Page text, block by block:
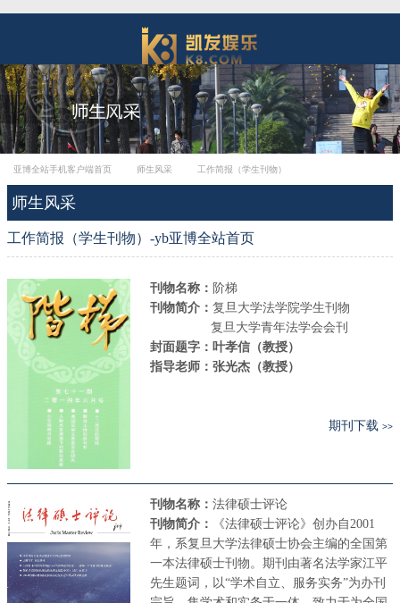
亚博全站手机客户端首页 师生风采 工作简报（学生刊物）
师生风采
工作简报（学生刊物）-yb亚博全站首页
刊物名称： 阶梯
刊物简介： 复旦大学法学院学生刊物
复旦大学青年法学会会刊
封面题字：叶孝信（教授）
指导老师：张光杰（教授）
期刊下载 >>
刊物名称： 法律硕士评论
刊物简介：
《法律硕士评论》创办自2001
年，系复旦大学法律硕士协会主编的全国第
一本法律硕士刊物。期刊由著名法学家江平
先生题词，以“学术自立、服务实务”为办刊